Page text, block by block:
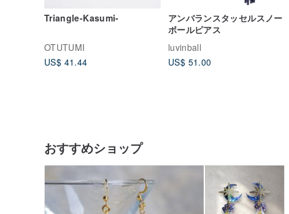
Triangle-Kasumi-
OTUTUMI
US$ 41.44
アンバランスタッセルスノー
ボールピアス
luvinball
US$ 51.00
おすすめショップ